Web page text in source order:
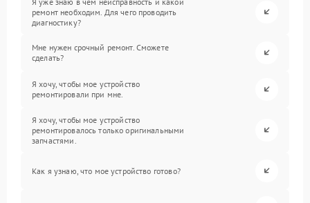
ремонт необходим. Для чего проводить
диагностику?
Мне нужен срочный ремонт. Сможете
сделать?
Я хочу, чтобы мое устройство
ремонтировали при мне.
Я хочу, чтобы мое устройство
ремонтировалось только оригинальными
запчастями.
Как я узнаю, что мое устройство готово?